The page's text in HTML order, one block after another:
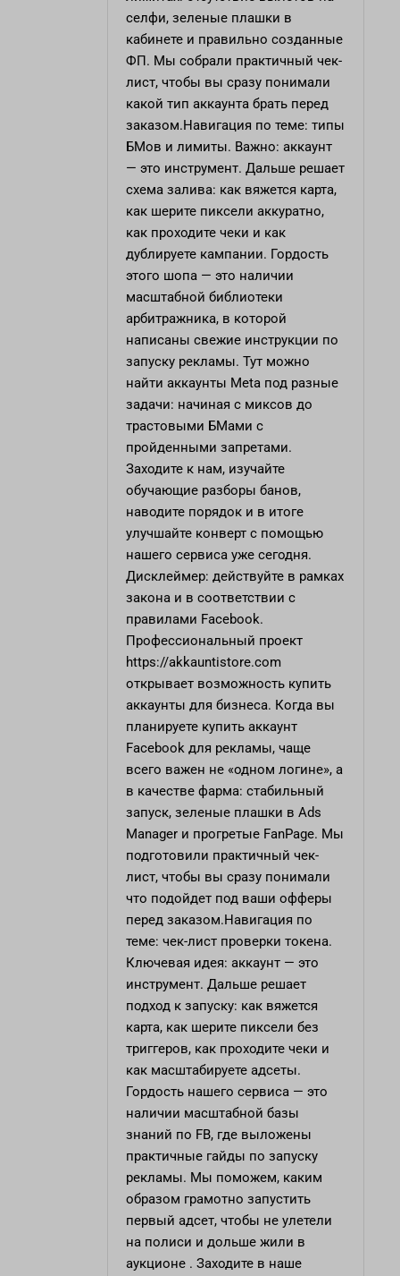
селфи, зеленые плашки в
кабинете и правильно созданные
ФП. Мы собрали практичный чек-
лист, чтобы вы сразу понимали
какой тип аккаунта брать перед
заказом.Навигация по теме: типы
БМов и лимиты. Важно: аккаунт
— это инструмент. Дальше решает
схема залива: как вяжется карта,
как шерите пиксели аккуратно,
как проходите чеки и как
дублируете кампании. Гордость
этого шопа — это наличии
масштабной библиотеки
арбитражника, в которой
написаны свежие инструкции по
запуску рекламы. Тут можно
найти аккаунты Meta под разные
задачи: начиная с миксов до
трастовыми БМами с
пройденными запретами.
Заходите к нам, изучайте
обучающие разборы банов,
наводите порядок и в итоге
улучшайте конверт с помощью
нашего сервиса уже сегодня.
Дисклеймер: действуйте в рамках
закона и в соответствии с
правилами Facebook.
Профессиональный проект
https://akkauntistore.com
открывает возможность купить
аккаунты для бизнеса. Когда вы
планируете купить аккаунт
Facebook для рекламы, чаще
всего важен не «одном логине», а
в качестве фарма: стабильный
запуск, зеленые плашки в Ads
Manager и прогретые FanPage. Мы
подготовили практичный чек-
лист, чтобы вы сразу понимали
что подойдет под ваши офферы
перед заказом.Навигация по
теме: чек-лист проверки токена.
Ключевая идея: аккаунт — это
инструмент. Дальше решает
подход к запуску: как вяжется
карта, как шерите пиксели без
триггеров, как проходите чеки и
как масштабируете адсеты.
Гордость нашего сервиса — это
наличии масштабной базы
знаний по FB, где выложены
практичные гайды по запуску
рекламы. Мы поможем, каким
образом грамотно запустить
первый адсет, чтобы не улетели
на полиси и дольше жили в
аукционе . Заходите в наше